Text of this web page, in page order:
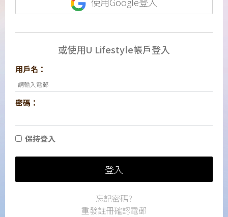
或使用U Lifestyle帳戶登入
用戶名：
密碼：
保持登入
登入
忘記密碼?
重發註冊確認電郵